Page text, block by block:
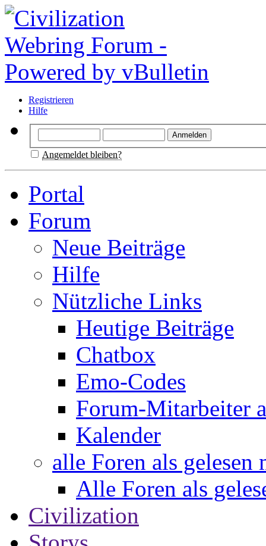
Registrieren
Hilfe
Angemeldet bleiben?
Portal
Forum
Neue Beiträge
Hilfe
Nützliche Links
Heutige Beiträge
Chatbox
Emo-Codes
Forum-Mitarbeiter
Kalender
alle Foren als gelesen
Alle Foren als
Civilization